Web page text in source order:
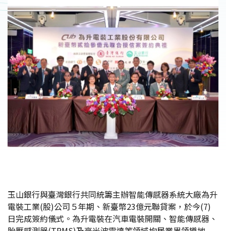
玉山銀行與臺灣銀行共同統籌主辦智能傳感器系統大廠為升
電裝工業(股)公司５年期、新臺幣23億元聯貸案，於今(7)
日完成簽約儀式。為升電裝在汽車電裝開關、智能傳感器、